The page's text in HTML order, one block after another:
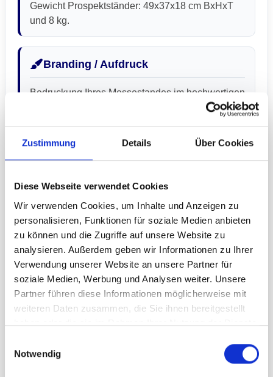
Zustimmung Details Über Cookies
Diese Webseite verwendet Cookies
Wir verwenden Cookies, um Inhalte und Anzeigen zu
personalisieren, Funktionen für soziale Medien anbieten
zu können und die Zugriffe auf unsere Website zu
analysieren. Außerdem geben wir Informationen zu Ihrer
Verwendung unserer Website an unsere Partner für
soziale Medien, Werbung und Analysen weiter. Unsere
Partner führen diese Informationen möglicherweise mit
weiteren Daten zusammen, die Sie ihnen bereitgestellt
haben oder die sie im Rahmen Ihrer Nutzung der Dienste
Notwendig
Gewicht Prospektständer: 49x37x18 cm BxHxT
und 8 kg.
Branding / Aufdruck
Bedruckung Ihres Messestandes im hochwertigen
Digitaldruck (1.440 dpi) auf 420g/m² (360µm)
Schutzlaminat. 8-Farb-System für beste
Farbbrillanz. B1 zertifiziert nach DIN 4102
Umwelt und Gesundheit
Wir benutzen zum Druck geruchsneutrale HP
Latextinten auf Wasserbasis und Epson
UltraChrome GS2 Tinten, die geruchlos, nickelfrei
Weiter verwenden wir Schadstoff geprüfte textile